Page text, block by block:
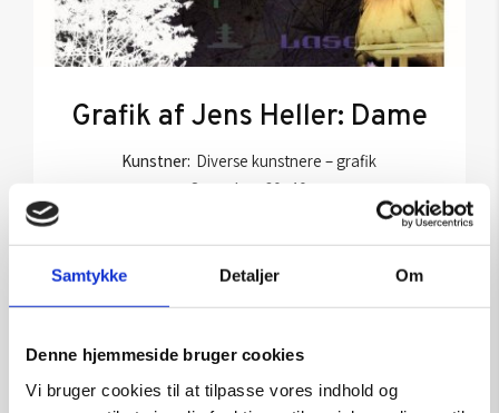
Samtykke Detaljer Om
Denne hjemmeside bruger cookies
Vi bruger cookies til at tilpasse vores indhold og
Grafik af Jens Heller: Dame
Kunstner: Diverse kunstnere – grafik
Størrelse:
60×40